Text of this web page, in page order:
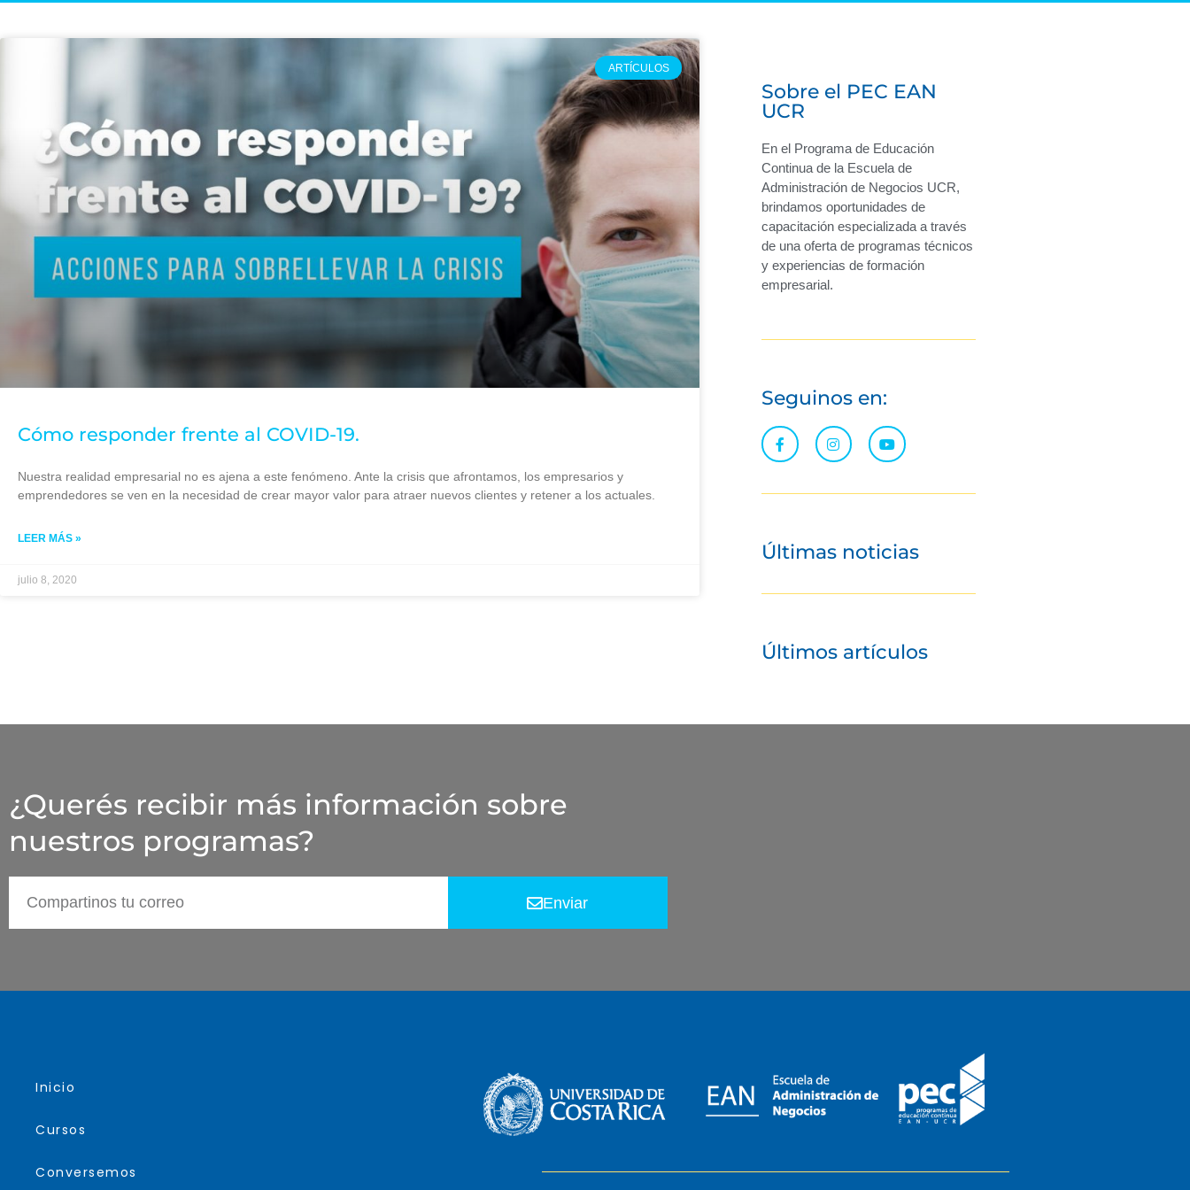
ARTÍCULOS
Cómo responder frente al COVID-19.
Nuestra realidad empresarial no es ajena a este fenómeno. Ante la crisis que afrontamos, los empresarios y
emprendedores se ven en la necesidad de crear mayor valor para atraer nuevos clientes y retener a los actuales.
LEER MÁS »
julio 8, 2020
Sobre el PEC EAN
UCR
En el Programa de Educación
Continua de la Escuela de
Administración de Negocios UCR,
brindamos oportunidades de
capacitación especializada a través
de una oferta de programas técnicos
y experiencias de formación
empresarial.
Seguinos en:
Últimas noticias
Últimos artículos
¿Querés recibir más información sobre
nuestros programas?
Enviar
Inicio
Cursos
Conversemos